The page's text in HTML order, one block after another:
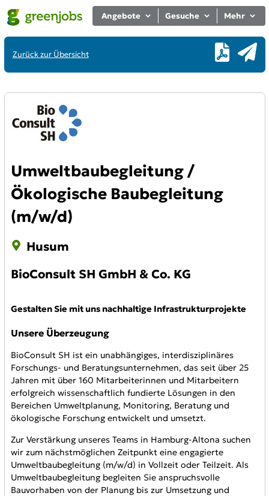
Angebote Gesuche Mehr
Zurück zur Übersicht
Umweltbaubegleitung /
Ökologische Baubegleitung
(m/w/d)
Husum
BioConsult SH GmbH & Co. KG
Gestalten Sie mit uns nachhaltige Infrastrukturprojekte
Unsere Überzeugung
BioConsult SH ist ein unabhängiges, interdisziplinäres
Forschungs- und Beratungsunternehmen, das seit über 25
Jahren mit über 160 Mitarbeiterinnen und Mitarbeitern
erfolgreich wissenschaftlich fundierte Lösungen in den
Bereichen Umweltplanung, Monitoring, Beratung und
ökologische Forschung entwickelt und umsetzt.
Zur Verstärkung unseres Teams in Hamburg-Altona suchen
wir zum nächstmöglichen Zeitpunkt eine engagierte
Umweltbaubegleitung (m/w/d) in Vollzeit oder Teilzeit. Als
Umweltbaubegleitung begleiten Sie anspruchsvolle
Bauvorhaben von der Planung bis zur Umsetzung und